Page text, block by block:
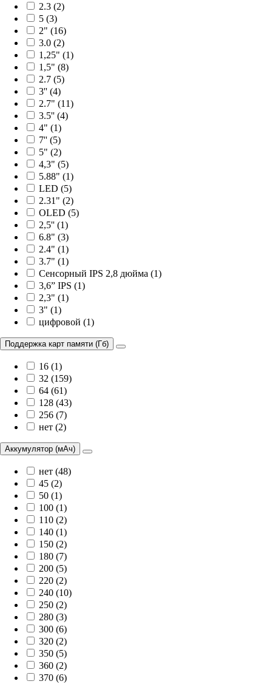
2.3 (2)
5 (3)
2" (16)
3.0 (2)
1,25" (1)
1,5" (8)
2.7 (5)
3'' (4)
2.7" (11)
3.5'' (4)
4" (1)
7'' (5)
5" (2)
4,3" (5)
5.88" (1)
LED (5)
2.31" (2)
OLED (5)
2,5'' (1)
6.8" (3)
2.4" (1)
3.7" (1)
Сенсорный IPS 2,8 дюйма (1)
3,6” IPS (1)
2,3" (1)
3" (1)
цифровой (1)
Поддержка карт памяти (Гб)
16 (1)
32 (159)
64 (61)
128 (43)
256 (7)
нет (2)
Аккумулятор (мАч)
нет (48)
45 (2)
50 (1)
100 (1)
110 (2)
140 (1)
150 (2)
180 (7)
200 (5)
220 (2)
240 (10)
250 (2)
280 (3)
300 (6)
320 (2)
350 (5)
360 (2)
370 (6)